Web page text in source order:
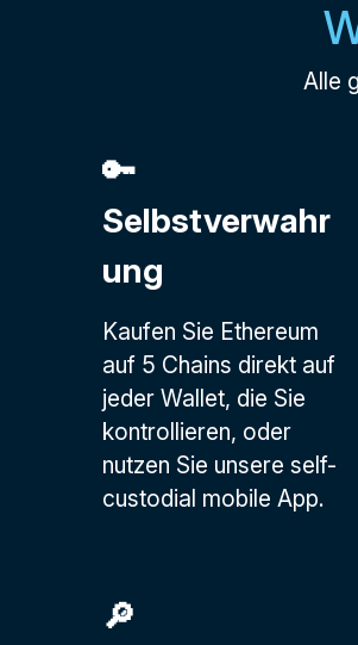
Alle
🔑
Selbstverwahr
ung
Kaufen Sie Ethereum
auf 5 Chains direkt auf
jeder Wallet, die Sie
kontrollieren, oder
nutzen Sie unsere self-
custodial mobile App.
🔎